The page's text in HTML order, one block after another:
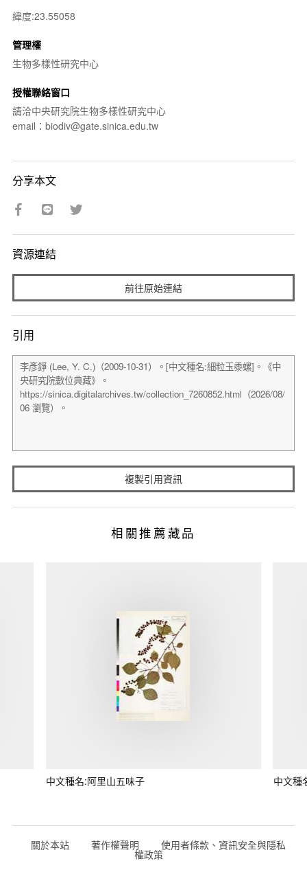
緯度:23.55058
管理權
生物多樣性研究中心
授權聯絡窗口
請洽中央研究院生物多樣性研究中心
email：biodiv@gate.sinica.edu.tw
分享本文
資源連結
前往原始連結
引用
複製引用資訊
相關推薦藏品
中文種名:阿里山五味子 中文種
關於本站 著作權聲明 使用者條款、資訊安全與隱私
權政策